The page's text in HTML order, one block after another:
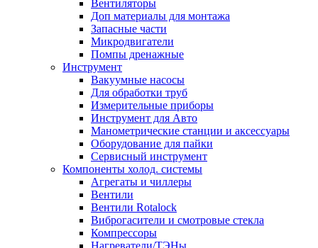
Вентиляторы
Доп материалы для монтажа
Запасные части
Микродвигатели
Помпы дренажные
Инструмент
Вакуумные насосы
Для обработки труб
Измерительные приборы
Инструмент для Авто
Манометрические станции и аксессуары
Оборудование для пайки
Сервисный инструмент
Компоненты холод. системы
Агрегаты и чиллеры
Вентили
Вентили Rotalock
Виброгасители и смотровые стекла
Компрессоры
Нагреватели/ТЭНы